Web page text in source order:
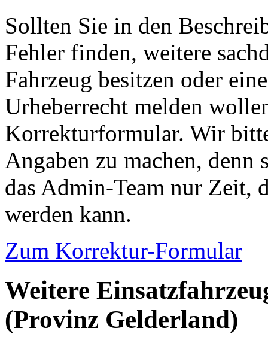
Sollten Sie in den
Fehler finden, weitere
Fahrzeug besitzen oder
Urheberrecht melden
Korrekturformular. Wir
Angaben zu machen,
das Admin-Team nur Zeit,
werden kann.
Zum Korrektur-Formular
Weitere
(Provinz Gelderland)